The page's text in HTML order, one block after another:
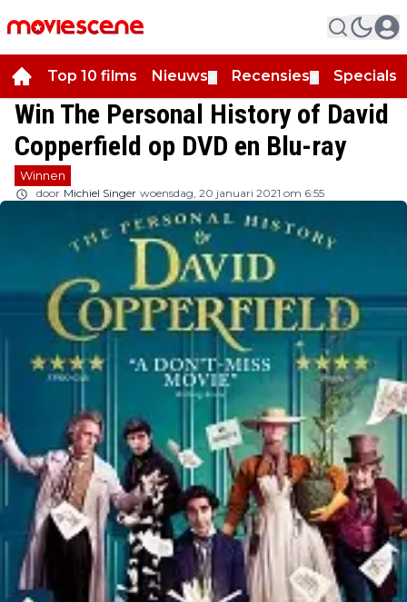
Top 10 films Nieuws Recensies Specials
Win The Personal History of David
Copperfield op DVD en Blu-ray
Winnen
door Michiel Singer woensdag, 20 januari 2021 om 6:55